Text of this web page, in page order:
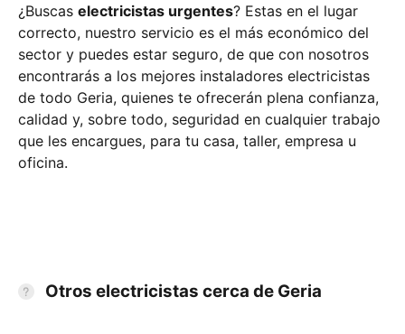
¿Buscas electricistas urgentes? Estas en el lugar
correcto, nuestro servicio es el más económico del
sector y puedes estar seguro, de que con nosotros
encontrarás a los mejores instaladores electricistas
de todo Geria, quienes te ofrecerán plena confianza,
calidad y, sobre todo, seguridad en cualquier trabajo
que les encargues, para tu casa, taller, empresa u
oficina.
Otros electricistas cerca de Geria